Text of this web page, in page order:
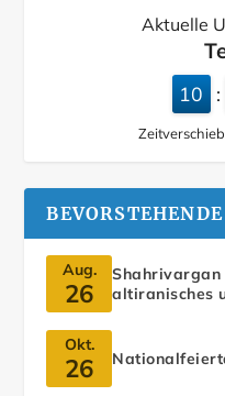
Aktuelle
10 :
Aug.
26
altiranisches
Okt.
26